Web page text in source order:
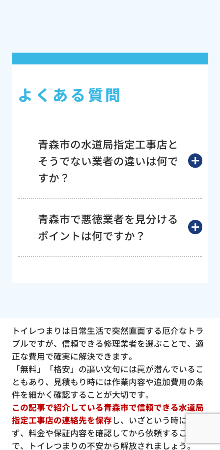
よくある質問
青森市の水道局指定工事店と
そうでない業者の違いは何で
すか？
青森市で悪徳業者を見分ける
ポイントは何ですか？
トイレつまりは日常生活で突然直面する厄介なトラ
ブルですが、信頼できる修理業者を選ぶことで、適
正な費用で確実に解決できます。
「無料」「格安」の謳い文句には罠が潜んでいるこ
ともあり、見積もり時には作業内容や追加費用の条
件を細かく確認することが大切です。
この記事で紹介している青森市で信頼できる水道局
指定工事店の連絡先を保存し、いざという時に慌て
ず、料金や保証内容を確認してから依頼すること
で、トイレつまりの不安から解放されましょう。